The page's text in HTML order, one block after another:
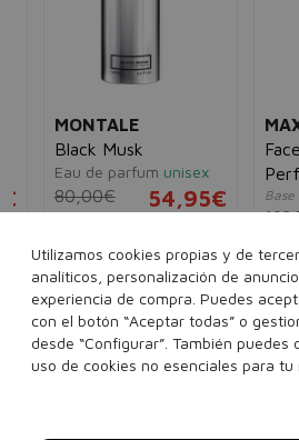
MONTALE
Black Musk
Eau de parfum unisex
80,00€ 54,95€
Añadir a la cesta
102
Utilizamos cookies propias y de
analíticos, personalización de
experiencia de compra. Puedes
con el botón “Aceptar todas” o
desde “Configurar”. También
uso de cookies no esenciales para tu